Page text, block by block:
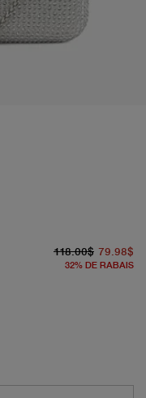
118.00$ 79.98$
32% DE RABAIS